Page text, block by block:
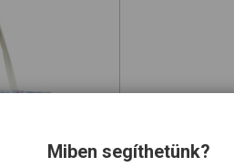
Miben segíthetünk?